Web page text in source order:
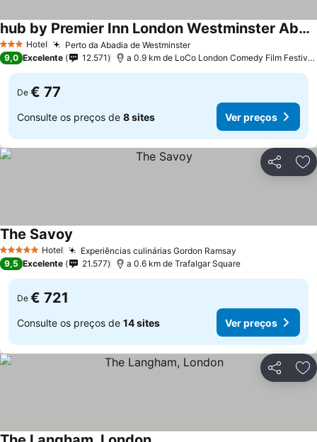
3 EstrelasHotel Perto da Abadia de WestminsterVer preços
hub by Premier Inn London Westminster Abbey hotel
Ver preços
9,0 Excelente 12.571 a 0.9 km de LoCo London Comedy Film
De € 77
Consulte os preços de 8 sites Ver preços
Partilhar
5 Estrelas Hotel Experiências culinárias Gordon Ramsay
The Savoy
9,5 Excelente 21.577 a 0.6 km de Trafalgar Square
De € 721
Consulte os preços de 14 sites Ver preços
Partilhar